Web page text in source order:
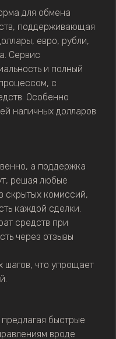
для обмена
поддерживающая
евро, рубли,
Сервис
и полный
с
Особенно
наличных долларов
а поддержка
решая любые
скрытых комиссий,
каждой сделки.
средств при
через отзывы
шагов, что упрощает
быстрые
вроде